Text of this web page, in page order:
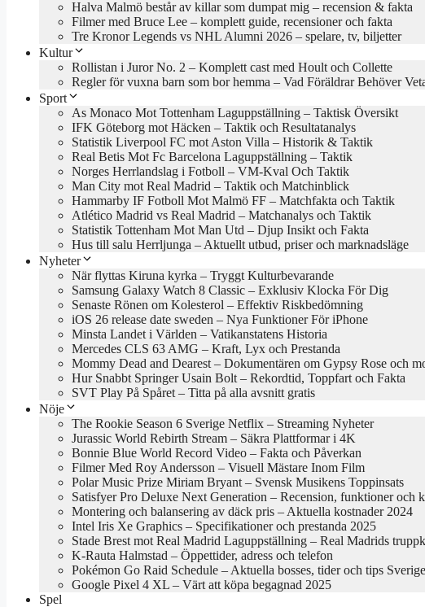
Halva Malmö består av killar som dumpat mig – recension & fakta
Filmer med Bruce Lee – komplett guide, recensioner och fakta
Tre Kronor Legends vs NHL Alumni 2026 – spelare, tv, biljetter
Kultur
Rollistan i Juror No. 2 – Komplett cast med Hoult och Collette
Regler för vuxna barn som bor hemma – Vad Föräldrar Behöver
Sport
As Monaco Mot Tottenham Laguppställning – Taktisk Översikt
IFK Göteborg mot Häcken – Taktik och Resultatanalys
Statistik Liverpool FC mot Aston Villa – Historik & Taktik
Real Betis Mot Fc Barcelona Laguppställning – Taktik
Norges Herrlandslag i Fotboll – VM-Kval Och Taktik
Man City mot Real Madrid – Taktik och Matchinblick
Hammarby IF Fotboll Mot Malmö FF – Matchfakta och Taktik
Atlético Madrid vs Real Madrid – Matchanalys och Taktik
Statistik Tottenham Mot Man Utd – Djup Insikt och Fakta
Hus till salu Herrljunga – Aktuellt utbud, priser och marknadsläge
Nyheter
När flyttas Kiruna kyrka – Tryggt Kulturbevarande
Samsung Galaxy Watch 8 Classic – Exklusiv Klocka För Dig
Senaste Rönen om Kolesterol – Effektiv Riskbedömning
iOS 26 release date sweden – Nya Funktioner För iPhone
Minsta Landet i Världen – Vatikanstatens Historia
Mercedes CLS 63 AMG – Kraft, Lyx och Prestanda
Mommy Dead and Dearest – Dokumentären om Gypsy Rose och
Hur Snabbt Springer Usain Bolt – Rekordtid, Toppfart och Fakta
SVT Play På Spåret – Titta på alla avsnitt gratis
Nöje
The Rookie Season 6 Sverige Netflix – Streaming Nyheter
Jurassic World Rebirth Stream – Säkra Plattformar i 4K
Bonnie Blue World Record Video – Fakta och Påverkan
Filmer Med Roy Andersson – Visuell Mästare Inom Film
Polar Music Prize Miriam Bryant – Svensk Musikens Toppinsats
Satisfyer Pro Deluxe Next Generation – Recension, funktioner och
Montering och balansering av däck pris – Aktuella kostnader 2024
Intel Iris Xe Graphics – Specifikationer och prestanda 2025
Stade Brest mot Real Madrid Laguppställning – Real Madrids
K-Rauta Halmstad – Öppettider, adress och telefon
Pokémon Go Raid Schedule – Aktuella bosses, tider och tips Sverige
Google Pixel 4 XL – Värt att köpa begagnad 2025
Spel